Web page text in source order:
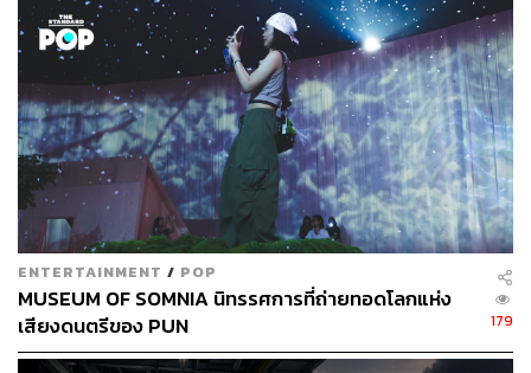
ENTERTAINMENT / POP
MUSEUM OF SOMNIA นิทรรศการที่ถ่ายทอดโลกแห่ง
เสียงดนตรีของ PUN
179